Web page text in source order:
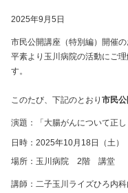
2025年9月5日
市民公開講座（特別編）開催
平素より玉川病院の活動にご
す。
このたび、下記のとおり 市民公
演題：「大腸がんについて正し
日時：2025年10月18日（土
場所：玉川病院 2階 講堂
講師：二子玉川ライズひろ内